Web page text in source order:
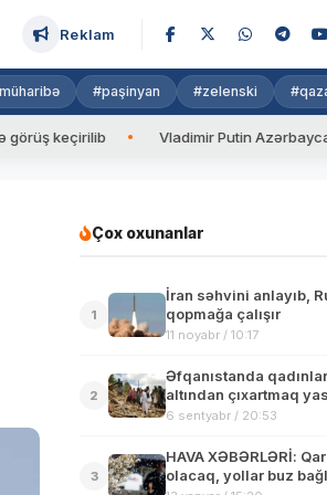
Reklam
#paşinyan #zelenski
keçirilib Vladimir Putin Azərbaycan
Çox oxunanlar
1
İran səhvini anlayıb,
qopmağa çalışır
11 noyabr / 10:17
2
Əfqanıstanda
altından çıxartmaq
6 sentyabr / 20:53
3
HAVA XƏBƏRLƏRİ:
olacaq, yollar buz